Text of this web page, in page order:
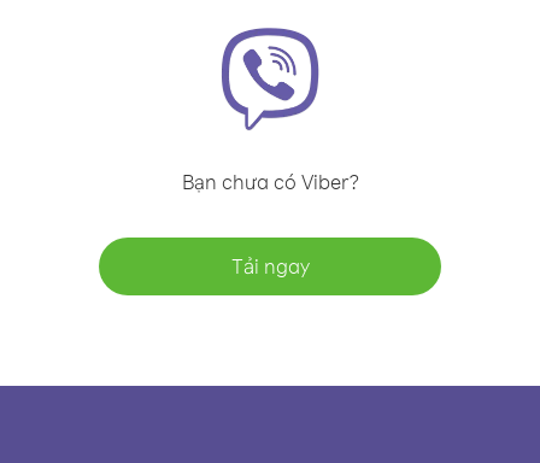
Bạn chưa có Viber?
Tải ngay